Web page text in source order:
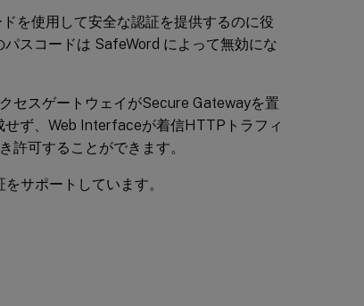
を使用して安全な認証を提供するのに役
スコードは SafeWord によって無効にな
セスゲートウェイがSecure Gatewayを置
せず、Web Interfaceが着信HTTPトラフィ
許可することができます。
サポートしています。